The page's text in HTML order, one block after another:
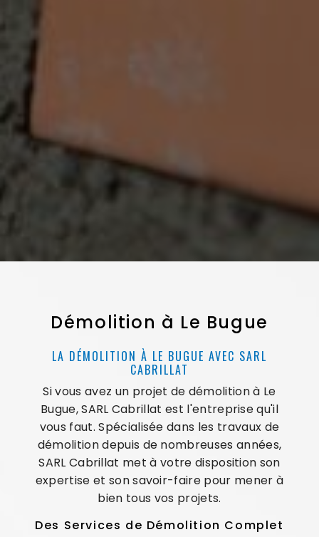
Démolition à Le Bugue
LA DÉMOLITION À LE BUGUE AVEC SARL
CABRILLAT
Si vous avez un projet de démolition à Le
Bugue, SARL Cabrillat est l'entreprise qu'il
vous faut. Spécialisée dans les travaux de
démolition depuis de nombreuses années,
SARL Cabrillat met à votre disposition son
expertise et son savoir-faire pour mener à
bien tous vos projets.
Des Services de Démolition Complet